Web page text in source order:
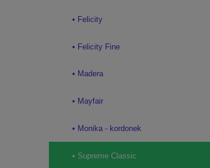
• Felicity
• Felicity Fine
• Madera
• Mayfair
• Monika - kordonek
• Supreme Classic